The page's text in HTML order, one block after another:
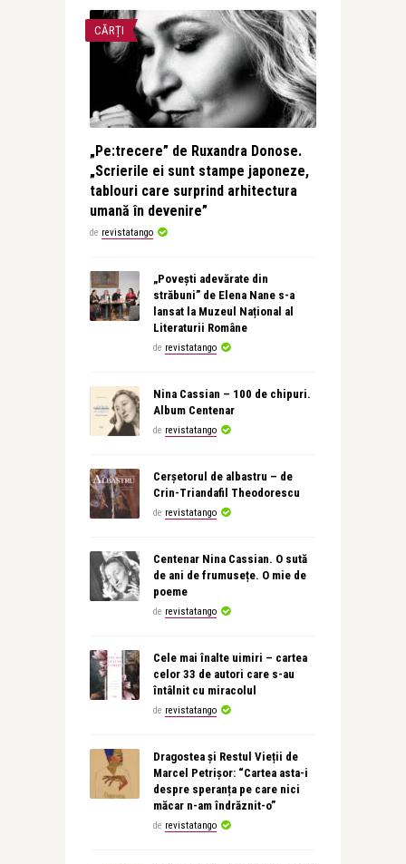
CĂRȚI
„Pe:trecere” de Ruxandra Donose.
„Scrierile ei sunt stampe japoneze,
tablouri care surprind arhitectura
umană în devenire”
de revistatango
„Povești adevărate din
străbuni” de Elena Nane s-a
lansat la Muzeul Național al
Literaturii Române
de revistatango
Nina Cassian – 100 de chipuri.
Album Centenar
de revistatango
Cerșetorul de albastru – de
Crin-Triandafil Theodorescu
de revistatango
Centenar Nina Cassian. O sută
de ani de frumusețe. O mie de
poeme
de revistatango
Cele mai înalte uimiri – cartea
celor 33 de autori care s-au
întâlnit cu miracolul
de revistatango
Dragostea și Restul Vieții de
Marcel Petrișor: “Cartea asta-i
despre speranța pe care nici
măcar n-am îndrăznit-o”
de revistatango